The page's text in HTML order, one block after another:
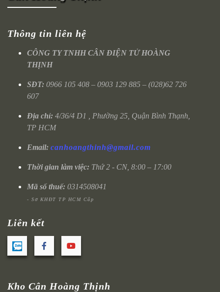
Thông tin liên hệ
CÔNG TY TNHH CÂN ĐIỆN TỬ HOÀNG
THỊNH
SĐT: 0966 105 408 – 0903 129 885 – (028)62 726
607
Địa chỉ: 4/36/4 D1 , Phường 25, Quận Bình Thạnh,
TP HCM
Email: canhoangthinh@gmail.com
Thời gian làm việc: Thứ 2 - CN, 8:00 – 17:00
Mã số thuế: 0314508041
- Sở KHĐT TP HCM Cấp
Liên kết
Kho Cân Hoàng Thịnh